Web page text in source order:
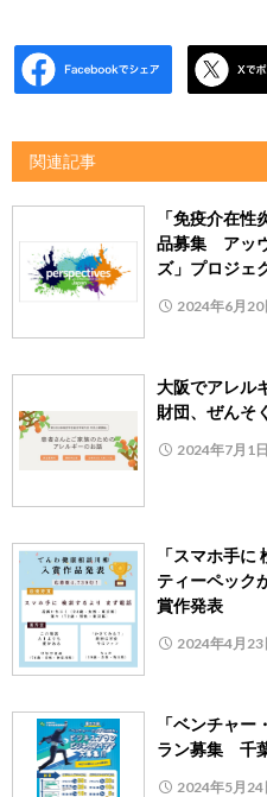
関連記事
「免疫介在
品募集 アッ
ズ」プロジェ
2024年6月20
大阪でアレル
財団、ぜんそ
2024年7月1日
「スマホ手
ティーペック
賞作発表
2024年4月23
「ベンチャ
ラン募集 千
2024年5月24